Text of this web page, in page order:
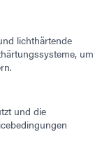
lichthärtende
um
und die